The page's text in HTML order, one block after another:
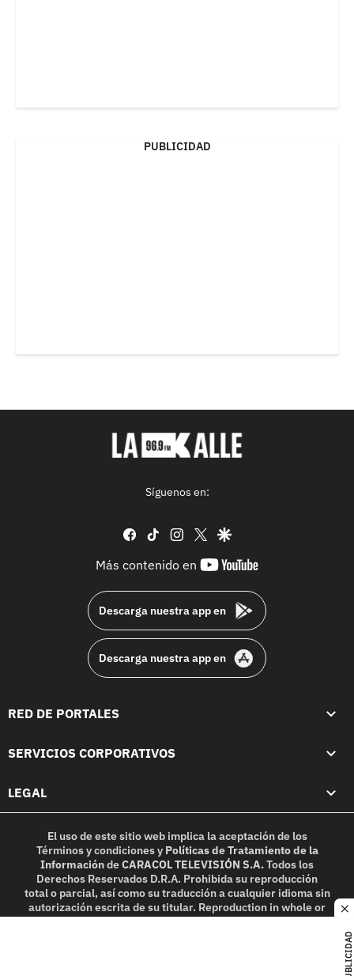
PUBLICIDAD
PUBLICIDAD
Síguenos en:
facebook
tiktok instagram
twittergoogle
Más contenido en
youtube-
Descarga nuestra app en
Descarga nuestra app en
RED DE PORTALES
SERVICIOS CORPORATIVOS
LEGAL
El uso de este sitio web implica la aceptación de los
Términos y condicionesy Políticas de Tratamiento de la
InformacióndeCARACOL TELEVISIÓN S.A.Todos los
Derechos Reservados D.R.A. Prohibida su reproducción
total o parcial, así como su traducción a cualquier idioma sin
autorización escrita de su titular. Reproduction in whole or
in part, or translation without written permission is